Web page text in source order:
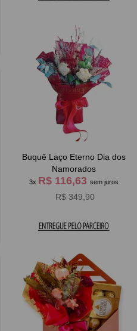
Buquê Laço Eterno Dia dos
Namorados
3x R$ 116,63 sem juros
R$ 349,90